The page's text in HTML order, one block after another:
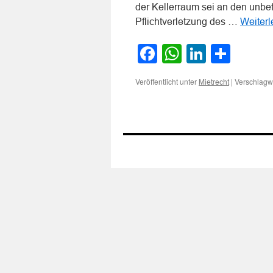
der Kellerraum sei an den
Pflichtverletzung des …
Facebook
WhatsApp
LinkedIn
Veröffentlicht unter Mietrecht |